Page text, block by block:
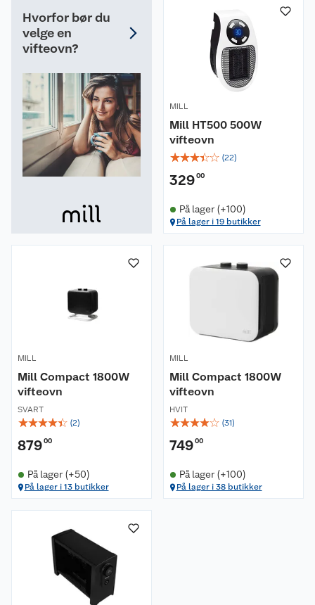
Hvorfor bør du
velge en
vifteovn?
MILL
Mill HT500 500W
vifteovn
☆☆☆☆☆ (22)
32900
På lager (+100)
På lager i 19 butikker
MILL
Mill Compact 1800W
vifteovn
SVART
☆☆☆☆☆ (2)
87900
På lager (+50)
På lager i 13 butikker
MILL
Mill Compact 1800W
vifteovn
HVIT
☆☆☆☆☆ (31)
74900
På lager (+100)
På lager i 38 butikker
Butikker
Kontakt oss
Om oss
Våre merkevarer